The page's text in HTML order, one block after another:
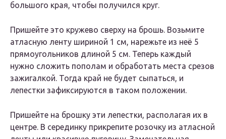
большого края, чтобы получился круг.
Пришейте это кружево сверху на брошь. Возьмите
атласную ленту шириной 1 см, нарежьте из неё 5
прямоугольников длиной 5 см. Теперь каждый
нужно сложить пополам и обработать места срезов
зажигалкой. Тогда край не будет сыпаться, и
лепестки зафиксируются в таком положении.
Пришейте на брошку эти лепестки, располагая их в
центре. В серединку прикрепите розочку из атласной